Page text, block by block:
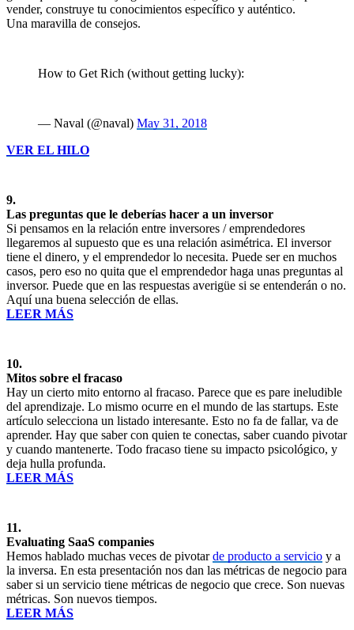
vender, construye tu conocimientos específico y auténtico.
Una maravilla de consejos.
How to Get Rich (without getting lucky):
— Naval (@naval) May 31, 2018
VER EL HILO
9.
Las preguntas que le deberías hacer a un inversor
Si pensamos en la relación entre inversores / emprendedores
llegaremos al supuesto que es una relación asimétrica. El inversor
tiene el dinero, y el emprendedor lo necesita. Puede ser en muchos
casos, pero eso no quita que el emprendedor haga unas preguntas al
inversor. Puede que en las respuestas averigüe si se entenderán o no.
Aquí una buena selección de ellas.
LEER MÁS
10.
Mitos sobre el fracaso
Hay un cierto mito entorno al fracaso. Parece que es pare ineludible
del aprendizaje. Lo mismo ocurre en el mundo de las startups. Este
artículo selecciona un listado interesante. Esto no fa de fallar, va de
aprender. Hay que saber con quien te conectas, saber cuando pivotar
y cuando mantenerte. Todo fracaso tiene su impacto psicológico, y
deja hulla profunda.
LEER MÁS
11.
Evaluating SaaS companies
Hemos hablado muchas veces de pivotarde producto a servicio y a
la inversa. En esta presentación nos dan las métricas de negocio para
saber si un servicio tiene métricas de negocio que crece. Son nuevas
métricas. Son nuevos tiempos.
LEER MÁS